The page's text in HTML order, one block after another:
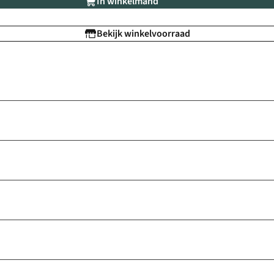
Bekijk winkelvoorraad